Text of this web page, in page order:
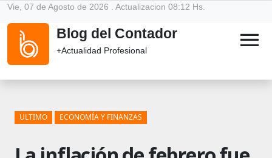
Vie, 07 de Agosto de 2026 . Actualizacion 08:12 Hs.
Blog del Contador
+Actualidad Profesional menu
ULTIMO ECONOMÍA Y FINANZAS